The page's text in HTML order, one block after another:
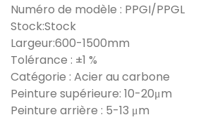
Numéro de modèle : PPGI/PPGL
Stock:Stock
Largeur:600-1500mm
Tolérance : ±1 %
Catégorie : Acier au carbone
Peinture supérieure: 10-20μm
Peinture arrière : 5-13 μm